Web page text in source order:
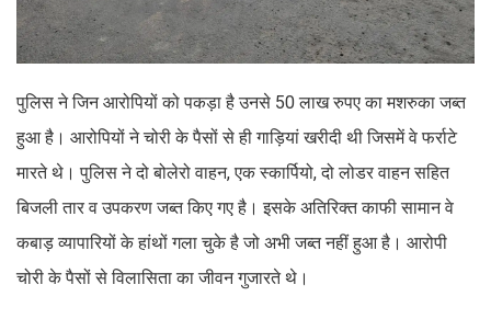
पुलिस ने जिन आरोपियों को पकड़ा है उनसे 50 लाख रुपए का मशरुका जब्त
हुआ है। आरोपियों ने चोरी के पैसों से ही गाड़ियां खरीदी थी जिसमें वे फर्राटे
मारते थे। पुलिस ने दो बोलेरो वाहन, एक स्कार्पियो, दो लोडर वाहन सहित
बिजली तार व उपकरण जब्त किए गए है। इसके अतिरिक्त काफी सामान वे
कबाड़ व्यापारियों के हांथों गला चुके है जो अभी जब्त नहीं हुआ है। आरोपी
चोरी के पैसों से विलासिता का जीवन गुजारते थे।